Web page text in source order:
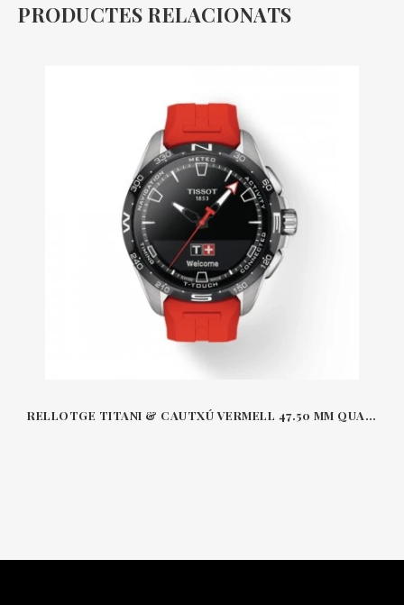
PRODUCTES RELACIONATS
RELLOTGE TITANI & CAUTXÚ VERMELL 47.50 MM QUARS-SOLAR T-TOUCH SOLAR CONNECT TISSOT T1214BTRR